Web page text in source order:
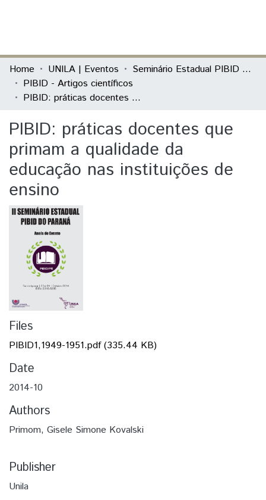
Communities & Collections
All of DSpace
Home UNILA | Eventos
Seminário Estadual PIBID do Paraná: tecendo saberes (PIBID)
PIBID - Artigos científicos
PIBID: práticas docentes que primam a qualidade da educação nas instituições de ensino
PIBID: práticas docentes que
primam a qualidade da
educação nas instituições de
ensino
Files
PIBID1,1949-1951.pdf(335.44 KB)
Date
2014-10
Authors
Primom, Gisele Simone Kovalski
Publisher
Unila